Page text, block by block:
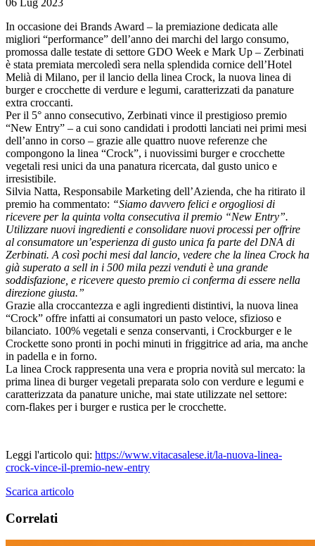
In occasione dei Brands Award – la premiazione dedicata alle
migliori “performance” dell’anno dei marchi del largo consumo,
promossa dalle testate di settore GDO Week e Mark Up – Zerbinati
è stata premiata mercoledì sera nella splendida cornice dell’Hotel
Melià di Milano, per il lancio della linea Crock, la nuova linea di
burger e crocchette di verdure e legumi, caratterizzati da panature
extra croccanti.
Per il 5° anno consecutivo, Zerbinati vince il prestigioso premio
“New Entry” – a cui sono candidati i prodotti lanciati nei primi mesi
dell’anno in corso – grazie alle quattro nuove referenze che
compongono la linea “Crock”, i nuovissimi burger e crocchette
vegetali resi unici da una panatura ricercata, dal gusto unico e
irresistibile.
Silvia Natta, Responsabile Marketing dell’Azienda, che ha ritirato il
premio ha commentato: “Siamo davvero felici e orgogliosi di
ricevere per la quinta volta consecutiva il premio “New Entry”.
Utilizzare nuovi ingredienti e consolidare nuovi processi per offrire
al consumatore un’esperienza di gusto unica fa parte del DNA di
Zerbinati. A così pochi mesi dal lancio, vedere che la linea Crock ha
già superato a sell in i 500 mila pezzi venduti è una grande
soddisfazione, e ricevere questo premio ci conferma di essere nella
direzione giusta.”
Grazie alla croccantezza e agli ingredienti distintivi, la nuova linea
“Crock” offre infatti ai consumatori un pasto veloce, sfizioso e
bilanciato. 100% vegetali e senza conservanti, i Crockburger e le
Crockette sono pronti in pochi minuti in friggitrice ad aria, ma anche
in padella e in forno.
La linea Crock rappresenta una vera e propria novità sul mercato: la
prima linea di burger vegetali preparata solo con verdure e legumi e
caratterizzata da panature uniche, mai state utilizzate nel settore:
corn-flakes per i burger e rustica per le crocchette.
Leggi l'articolo qui: https://www.vitacasalese.it/la-nuova-linea-
crock-vince-il-premio-new-entry
Scarica articolo
Correlati